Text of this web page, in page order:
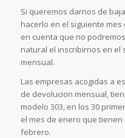
Si queremos darnos de
hacerlo en el siguiente
en cuenta que no
natural el inscribirnos en el
mensual.
Las empresas acogidas a
de devolucion mensual,
modelo 303, en los 30
el mes de enero que
febrero.